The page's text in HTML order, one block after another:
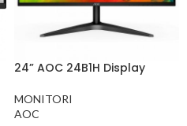
24” AOC 24B1H Display
MONITORI
AOC